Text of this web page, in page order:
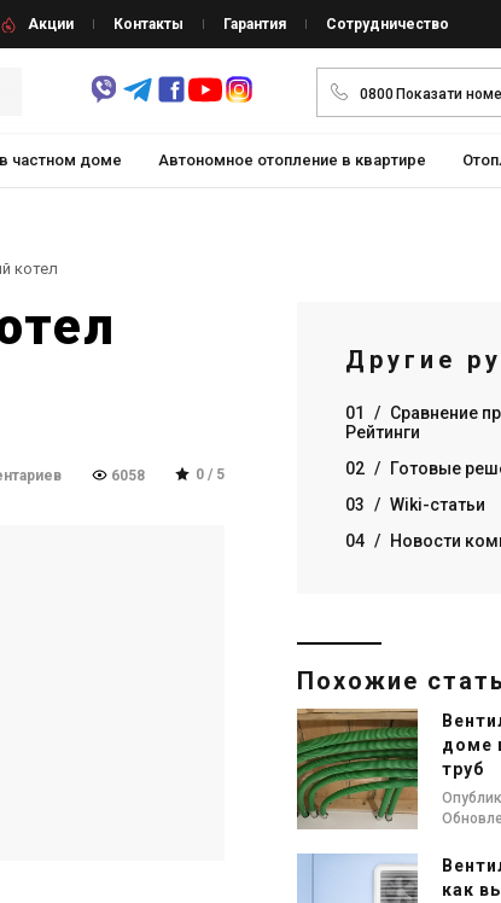
Акции Контакты Гарантия Сотрудничество
0800Показати
частном доме Автономное отопление в квартире
котел
6058 0 / 5
Другие
01 / Сравнение
Рейтинги
02 /
Готовые
03 / Wiki-статьи
04 / Новости
Похожие
доме
труб
как